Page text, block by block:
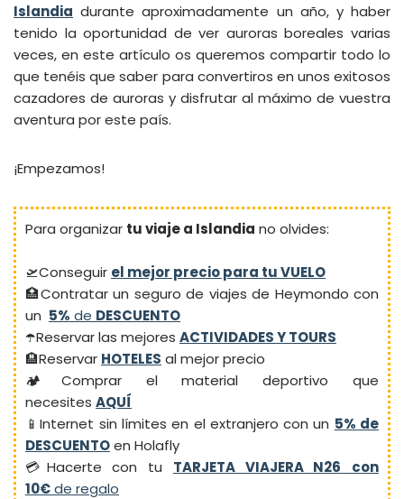
Islandia durante aproximadamente un año, y haber
tenido la oportunidad de ver auroras boreales varias
veces, en este artículo os queremos compartir todo lo
que tenéis que saber para convertiros en unos exitosos
cazadores de auroras y disfrutar al máximo de vuestra
aventura por este país.
¡Empezamos!
Para organizar tu viaje a Islandia no olvides:
🛫Conseguir el mejor precio para tu VUELO
🏥Contratar un seguro de viajes de Heymondo con
un 5% de DESCUENTO
☂️Reservar las mejores ACTIVIDADES Y TOURS
🏨Reservar HOTELES al mejor precio
🏕️Comprar el material deportivo que
necesites AQUÍ
📱Internet sin límites en el extranjero con un 5% de
DESCUENTOen Holafly
💳Hacerte con tu TARJETA VIAJERA N26
con
10€de regalo